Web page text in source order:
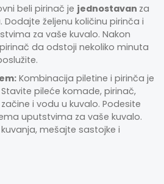
beli pirinač je jednostavan za
Dodajte željenu količinu pirinča i
za vaše kuvalo. Nakon
da odstoji nekoliko minuta
Kombinacija piletine i pirinča je
pileće komade, pirinač,
i vodu u kuvalo. Podesite
uputstvima za vaše kuvalo.
mešajte sastojke i